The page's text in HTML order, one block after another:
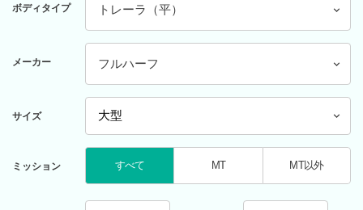
ボディタイプ トレーラ（平）
メーカー フルハーフ
サイズ
ミッション すべて MT MT以外